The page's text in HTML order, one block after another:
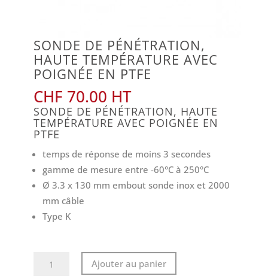
SONDE DE PÉNÉTRATION,
HAUTE TEMPÉRATURE AVEC
POIGNÉE EN PTFE
CHF 70.00
SONDE DE PÉNÉTRATION, HAUTE
TEMPÉRATURE AVEC POIGNÉE EN
PTFE
temps de réponse de moins 3 secondes
gamme de mesure entre -60°C à 250°C
Ø 3.3 x 130 mm embout sonde inox et 2000
mm câble
Type K
quantité
Ajouter au panier